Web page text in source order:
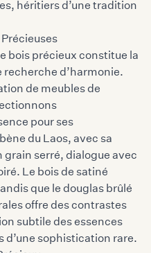
héritiers d’une tradition
bois précieux constitue la
d’harmonie.
de meubles de
pour ses
du Laos, avec sa
serré, dialogue avec
Le bois de satiné
que le douglas brûlé
offre des contrastes
subtile des essences
d’une sophistication rare.